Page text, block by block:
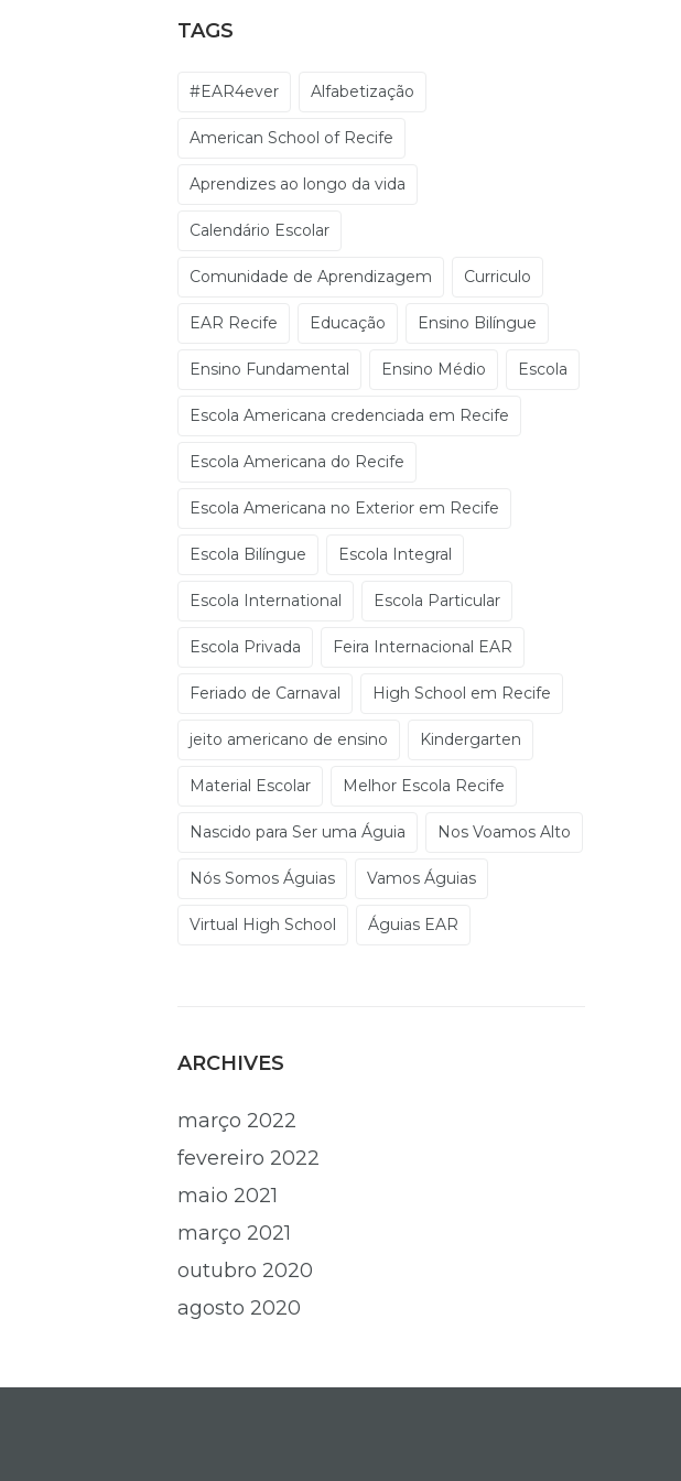
TAGS
#EAR4ever Alfabetização
American School of Recife
Aprendizes ao longo da vida
Calendário Escolar
Comunidade de Aprendizagem Curriculo
EAR Recife Educação Ensino Bilíngue
Ensino Fundamental Ensino Médio Escola
Escola Americana credenciada em Recife
Escola Americana do Recife
Escola Americana no Exterior em Recife
Escola Bilíngue Escola Integral
Escola International Escola Particular
Escola Privada Feira Internacional EAR
Feriado de Carnaval High School em Recife
jeito americano de ensino Kindergarten
Material Escolar Melhor Escola Recife
Nascido para Ser uma Águia Nos Voamos Alto
Nós Somos Águias Vamos Águias
Virtual High School Águias EAR
ARCHIVES
março 2022
fevereiro 2022
maio 2021
março 2021
outubro 2020
agosto 2020